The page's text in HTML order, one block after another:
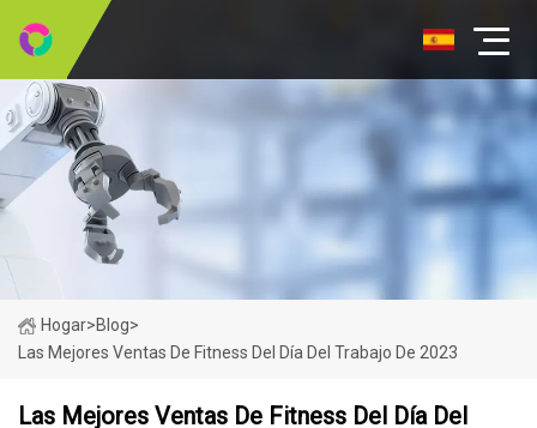
Hogar>Blog>
Las Mejores Ventas De Fitness Del Día Del Trabajo De 2023
Las Mejores Ventas De Fitness Del Día Del